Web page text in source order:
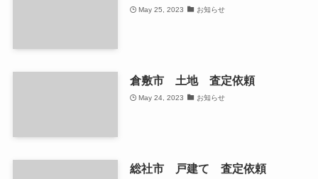
May 25, 2023 お知らせ
倉敷市 土地 査定依頼
May 24, 2023 お知らせ
総社市 戸建て 査定依頼